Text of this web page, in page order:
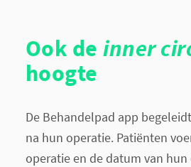
Ook deinner
hoogte
De Behandelpad app
na hun operatie. Patiënten
operatie en de datum van hun